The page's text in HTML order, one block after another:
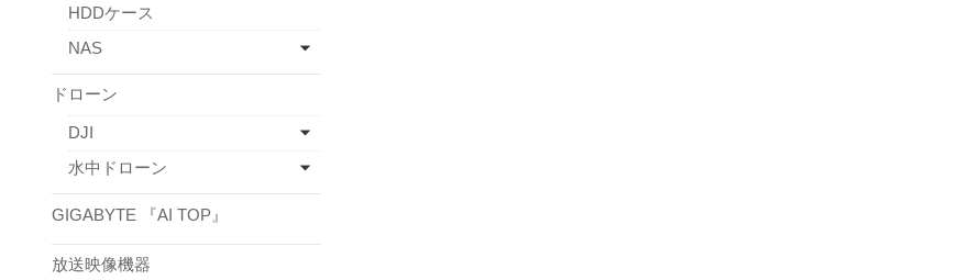
HDDケース
NAS
ドローン
DJI
水中ドローン
GIGABYTE 『AI TOP』
放送映像機器